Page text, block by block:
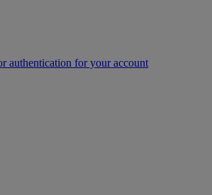
authentication for your account